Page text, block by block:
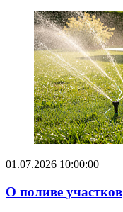
01.07.2026 10:00:00
О поливе участков